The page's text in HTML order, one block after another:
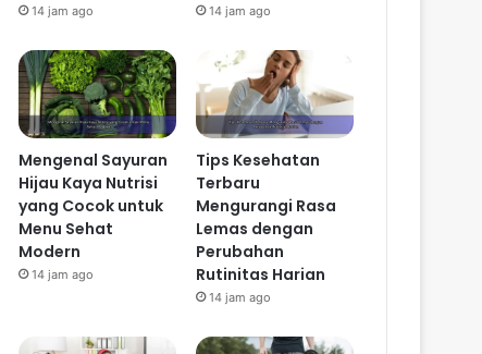
14 jam ago 14 jam ago
Mengenal Sayuran
Hijau Kaya Nutrisi
yang Cocok untuk
Menu Sehat
Modern
14 jam ago
Tips Kesehatan
Terbaru
Mengurangi Rasa
Lemas dengan
Perubahan
Rutinitas Harian
14 jam ago